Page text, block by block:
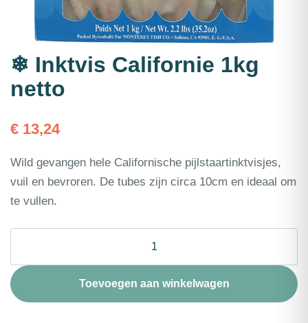
❄ Inktvis Californie 1kg
netto
€ 13,24
Wild gevangen hele Californische pijlstaartinktvisjes,
vuil en bevroren. De tubes zijn circa 10cm en ideaal om
te vullen.
Californie
1kg
netto
aantal
Toevoegen aan winkelwagen